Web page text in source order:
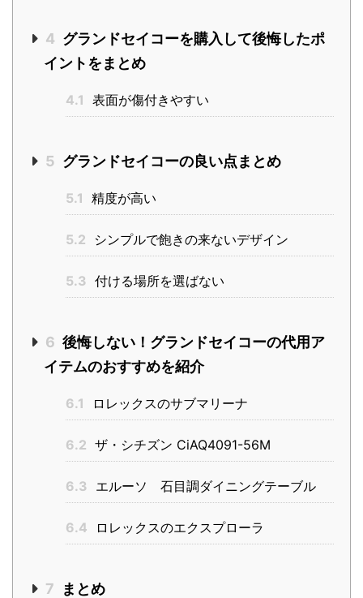
4 グランドセイコーを購入して後悔したポ
イントをまとめ
4.1 表面が傷付きやすい
5 グランドセイコーの良い点まとめ
5.1 精度が高い
5.2 シンプルで飽きの来ないデザイン
5.3 付ける場所を選ばない
6 後悔しない！グランドセイコーの代用ア
イテムのおすすめを紹介
6.1 ロレックスのサブマリーナ
6.2 ザ・シチズン CiAQ4091-56M
6.3 エルーソ 石目調ダイニングテーブル
6.4 ロレックスのエクスプローラ
7 まとめ